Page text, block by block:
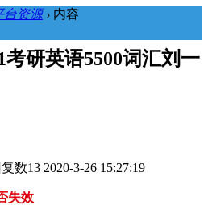
台资源 › 内容
研英语5500词汇刘一
13 2020-3-26 15:27:19
失效